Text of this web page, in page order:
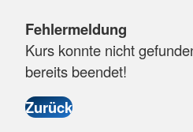
Fehlermeldung
Kurs konnte nicht
bereits beendet!